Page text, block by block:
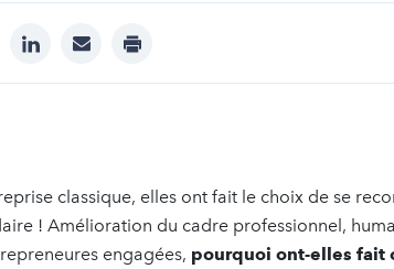
linkedinmail print
classique, elles ont fait le choix de se
! Amélioration du cadre professionnel,
engagées, pourquoi ont-elles fait